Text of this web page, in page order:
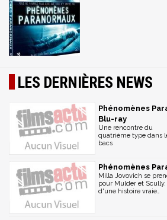
LES DERNIÈRES NEWS
Phénomènes
Blu-ray
Une rencontre du
quatrième type dans
bacs
Phénomènes
Milla Jovovich se
pour Mulder et Scully.
d'une histoire vraie…